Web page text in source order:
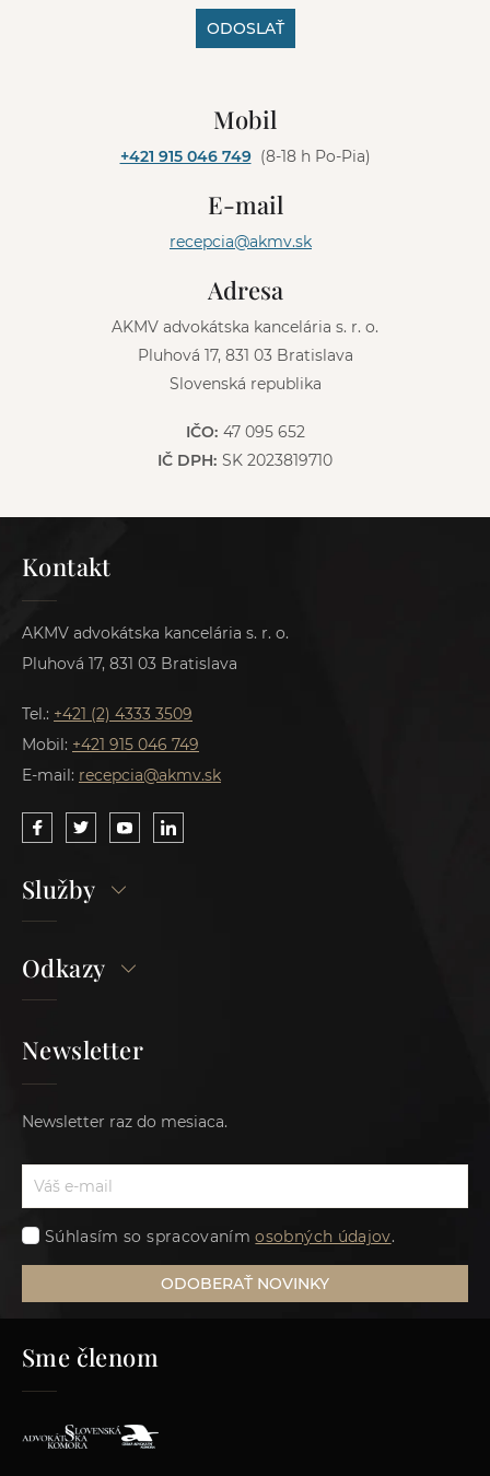
ODOSLAŤ
Mobil
+421 915 046 749 (8-18 h Po-Pia)
E-mail
recepcia@akmv.sk
Adresa
AKMV advokátska kancelária s. r. o.
Pluhová 17, 831 03 Bratislava
Slovenská republika
IČO: 47 095 652
IČ DPH: SK 2023819710
Kontakt
AKMV advokátska kancelária s. r. o.
Pluhová 17, 831 03 Bratislava
Tel.: +421 (2) 4333 3509
Mobil: +421 915 046 749
E-mail: recepcia@akmv.sk
Služby
Odkazy
Newsletter
Newsletter raz do mesiaca.
Súhlasím so spracovanímosobných údajov.
ODOBERAŤ NOVINKY
Sme členom